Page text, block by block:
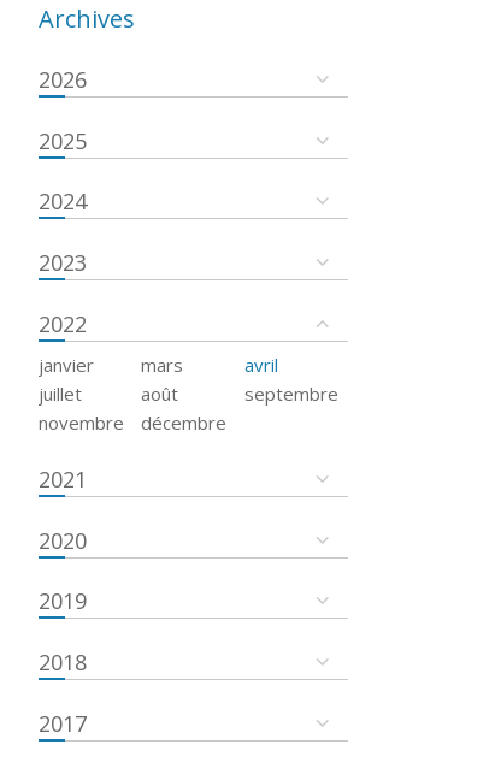
Archives
2026
2025
2024
2023
2022
janvier mars
avril
juillet
août
septembre
novembre
décembre
2021
2020
2019
2018
2017